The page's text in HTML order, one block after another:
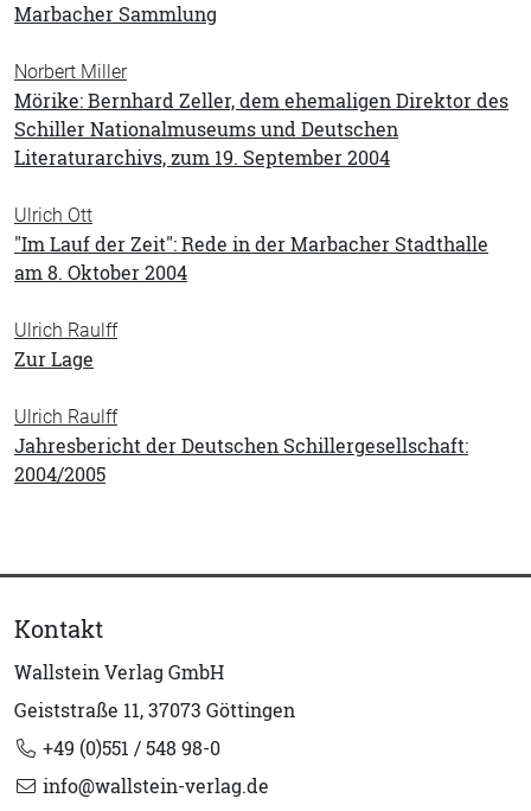
Marbacher Sammlung
Norbert Miller
Mörike: Bernhard Zeller, dem ehemaligen Direktor des
Schiller Nationalmuseums und Deutschen
Literaturarchivs, zum 19. September 2004
Ulrich Ott
"Im Lauf der Zeit": Rede in der Marbacher Stadthalle
am 8. Oktober 2004
Ulrich Raulff
Zur Lage
Ulrich Raulff
Jahresbericht der Deutschen Schillergesellschaft:
2004/2005
Kontakt
Wallstein Verlag GmbH
Geiststraße 11, 37073 Göttingen
+49 (0)551 / 548 98-0
info@wallstein-verlag.de